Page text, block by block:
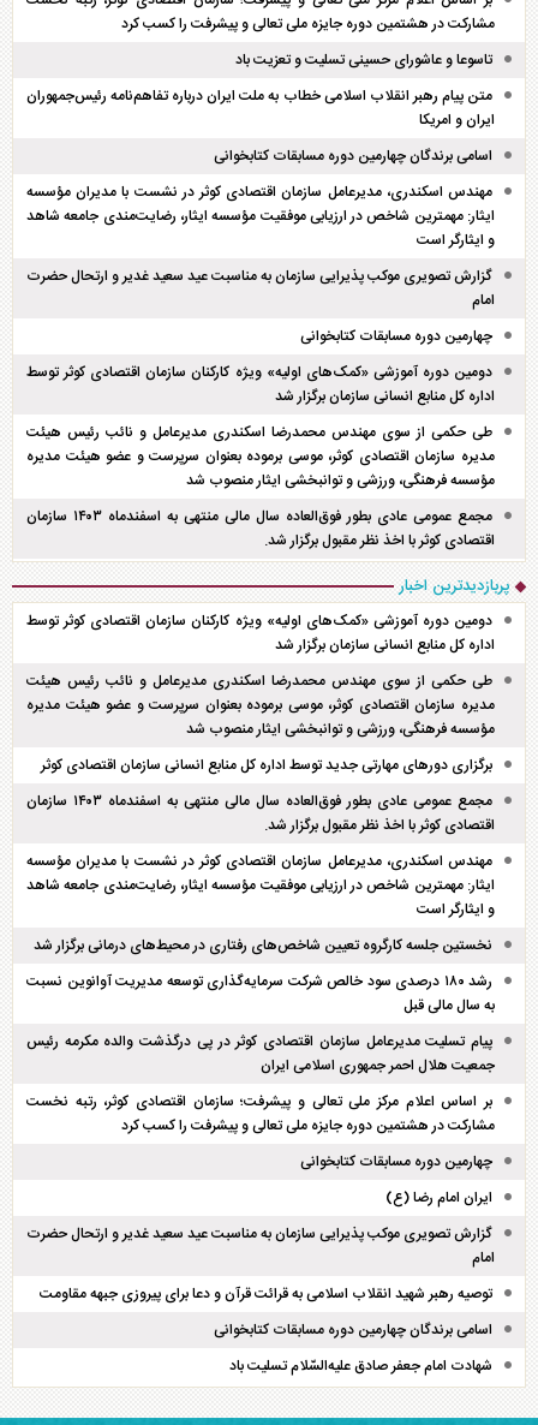
مشارکت در هشتمین دوره جایزه ملی تعالی و پیشرفت را کسب کرد
تاسوعا و عاشورای حسینی تسلیت و تعزیت باد
متن پیام رهبر انقلاب اسلامی خطاب به ملت ایران درباره تفاهم‌نامه رئیس‌جمهوران
ایران و امریکا
اسامی برندگان چهارمین دوره مسابقات کتابخوانی
مهندس اسکندری، مدیرعامل سازمان اقتصادی کوثر در نشست با مدیران مؤسسه
ایثار: مهمترین شاخص در ارزیابی موفقیت مؤسسه ایثار، رضایت‌مندی جامعه شاهد
و ایثارگر است
گزارش تصویری موکب پذیرایی سازمان به مناسبت عید سعید غدیر و ارتحال حضرت
امام
چهارمین دوره مسابقات کتابخوانی
دومین دوره آموزشی «کمک‌های اولیه» ویژه کارکنان سازمان اقتصادی کوثر توسط
اداره کل منابع انسانی سازمان برگزار شد
طی حکمی از سوی مهندس محمدرضا اسکندری مدیرعامل و نائب رئیس هیئت
مدیره سازمان اقتصادی کوثر، موسی برموده بعنوان سرپرست و عضو هیئت مدیره
مؤسسه فرهنگی، ورزشی و توانبخشی ایثار منصوب شد
مجمع عمومی عادی بطور فوق‌العاده سال مالی منتهی به اسفند‌ماه ۱۴۰۳ سازمان
اقتصادی کوثر با اخذ نظر مقبول برگزار شد.
پربازدیدترین اخبار
دومین دوره آموزشی «کمک‌های اولیه» ویژه کارکنان سازمان اقتصادی کوثر توسط
اداره کل منابع انسانی سازمان برگزار شد
طی حکمی از سوی مهندس محمدرضا اسکندری مدیرعامل و نائب رئیس هیئت
مدیره سازمان اقتصادی کوثر، موسی برموده بعنوان سرپرست و عضو هیئت مدیره
مؤسسه فرهنگی، ورزشی و توانبخشی ایثار منصوب شد
برگزاری دور‌های مهارتی جدید توسط اداره کل منابع انسانی سازمان اقتصادی کوثر
مجمع عمومی عادی بطور فوق‌العاده سال مالی منتهی به اسفند‌ماه ۱۴۰۳ سازمان
اقتصادی کوثر با اخذ نظر مقبول برگزار شد.
مهندس اسکندری، مدیرعامل سازمان اقتصادی کوثر در نشست با مدیران مؤسسه
ایثار: مهمترین شاخص در ارزیابی موفقیت مؤسسه ایثار، رضایت‌مندی جامعه شاهد
و ایثارگر است
نخستین جلسه کارگروه تعیین شاخص‌های رفتاری در محیط‌های درمانی برگزار شد
رشد ۱۸۰ درصدی سود خالص شرکت سرمایه‌گذاری توسعه مدیریت آوانوین نسبت
به سال مالی قبل
پیام تسلیت مدیرعامل سازمان اقتصادی کوثر در پی درگذشت والده مکرمه رئیس
جمعیت هلال احمر جمهوری اسلامی ایران
بر اساس اعلام مرکز ملی تعالی و پیشرفت؛ سازمان اقتصادی کوثر، رتبه نخست
مشارکت در هشتمین دوره جایزه ملی تعالی و پیشرفت را کسب کرد
چهارمین دوره مسابقات کتابخوانی
ایران امام رضا (ع)
گزارش تصویری موکب پذیرایی سازمان به مناسبت عید سعید غدیر و ارتحال حضرت
امام
توصیه رهبر شهید انقلاب اسلامی به قرائت قرآن و دعا برای پیروزی جبهه مقاومت
اسامی برندگان چهارمین دوره مسابقات کتابخوانی
شهادت امام جعفر صادق علیه‌السّلام تسلیت باد